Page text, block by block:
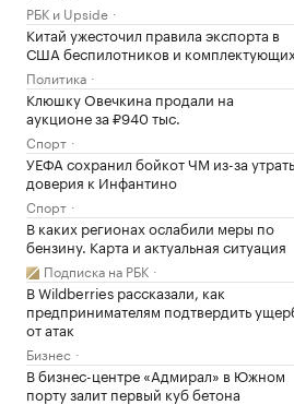
РБК и Upside
Китай ужесточил правила экспорта в
США беспилотников и комплектующих
Политика
Клюшку Овечкина продали на
аукционе за ₽940 тыс.
Спорт
УЕФА сохранил бойкот ЧМ из-за
доверия к Инфантино
Спорт
В каких регионах ослабили меры по
бензину. Карта и актуальная ситуация
Подписка на РБК
В Wildberries рассказали, как
предпринимателям подтвердить
от атак
Бизнес
В бизнес-центре «Адмирал» в Южном
порту залит первый куб бетона